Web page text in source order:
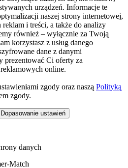
urządzeń. Informacje te
naszej strony internetowej,
i treści, a także do analizy
również – wyłącznie za Twoją
korzystasz z usług danego
dane z danymi
prezentować Ci oferty za
online.
zgody oraz naszą Polityką
zgody.
Dopasowanie ustawień
danych
Match